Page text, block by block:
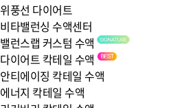
위풍선 다이어트
비타밸런싱 수액센터
밸런스랩 커스텀 수액
다이어트 칵테일 수액
안티에이징 칵테일 수액
에너지 칵테일 수액